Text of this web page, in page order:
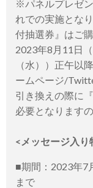
※パネルプレゼ
れでの実施とな
付抽選券』はご
2023年8月11日
（水））正午以
ームページ/
引き換えの際に
必要となります
<メッセージ入り
■期間：2023年7
まで